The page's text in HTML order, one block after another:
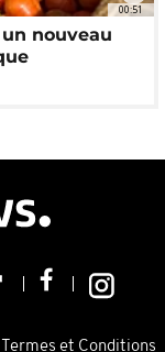
00:51
nouveau
Termes et Conditions